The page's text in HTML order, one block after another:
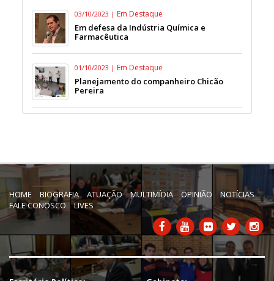
03/10/2023 | Em Destaque
Em defesa da Indústria Química e
Farmacêutica
01/10/2023 | Em Destaque
Planejamento do companheiro Chicão
Pereira
HOME BIOGRAFIA ATUAÇÃO MULTIMÍDIA OPINIÃO
NOTÍCIAS
FALE CONOSCO
LIVES